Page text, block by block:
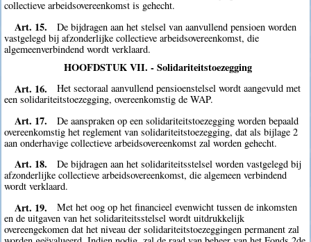
collectieve arbeidsovereenkomst is gehecht.
Art. 15.
De bijdragen aan het stelsel van aanvullend pensioen worden
vastgelegd bij afzonderlijke collectieve arbeidsovereenkomst, die
algemeenverbindend wordt verklaard.
HOOFDSTUK VII. - Solidariteitstoezegging
Art. 16.
Het sectoraal aanvullend pensioenstelsel wordt aangevuld met
een solidariteitstoezegging, overeenkomstig de WAP.
Art. 17.
De aanspraken op een solidariteitstoezegging worden bepaald
overeenkomstig het reglement van solidariteitstoezegging, dat als bijlage 2
aan onderhavige collectieve arbeidsovereenkomst zal worden gehecht.
Art. 18.
De bijdragen aan het solidariteitsstelsel worden vastgelegd bij
afzonderlijke collectieve arbeidsovereenkomst, die algemeen verbindend
wordt verklaard.
Art. 19.
Met het oog op het financieel evenwicht tussen de inkomsten
en de uitgaven van het solidariteitsstelsel wordt uitdrukkelijk
overeengekomen dat het niveau der solidariteitstoezeggingen permanent zal